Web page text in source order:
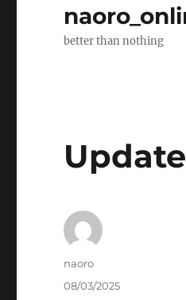
better than nothing
Author
naoro
Posted
08/03/2025